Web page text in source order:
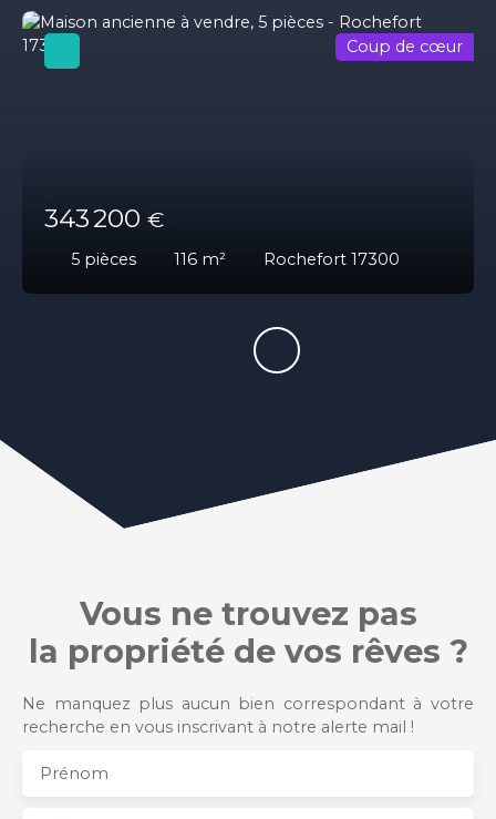
343 200 €
5 pièces 116 m² Rochefort 17300
Coup de cœur
Vous ne trouvez pas
la propriété de vos rêves ?
Ne manquez plus aucun bien correspondant à votre
recherche en vous inscrivant à notre alerte mail !
Prénom